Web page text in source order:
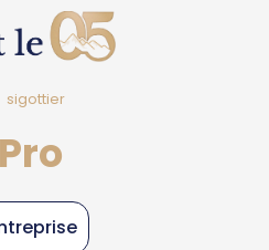
sigottier